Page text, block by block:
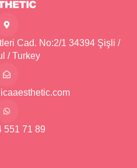
Cad. No:2/1 34394 Şişli /
/ Turkey
551 71 89